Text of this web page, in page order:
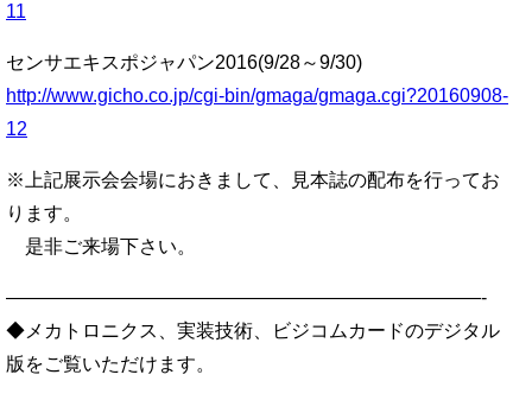
11
センサエキスポジャパン2016(9/28～9/30)
http://www.gicho.co.jp/cgi-bin/gmaga/gmaga.cgi?20160908-
12
※上記展示会会場におきまして、見本誌の配布を行ってお
ります。
是非ご来場下さい。
—————————————————————————-
◆メカトロニクス、実装技術、ビジコムカードのデジタル
版をご覧いただけます。